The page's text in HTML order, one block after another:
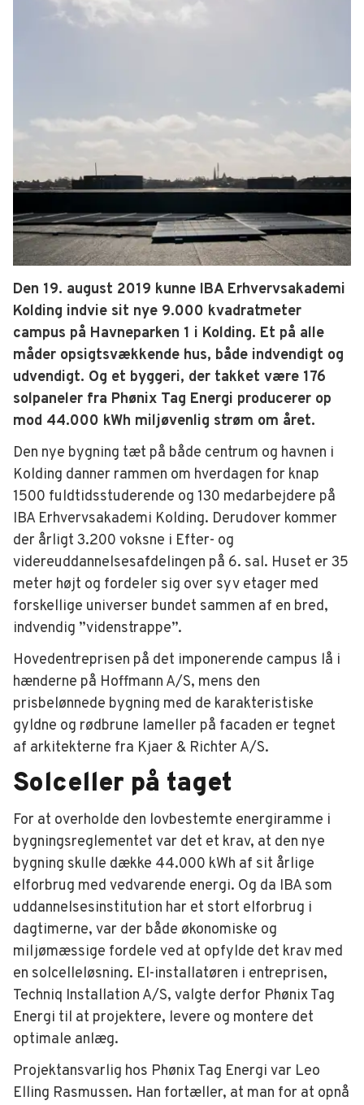
Den 19. august 2019 kunne IBA Erhvervsakademi
Kolding indvie sit nye 9.000 kvadratmeter
campus på Havneparken 1 i Kolding. Et på alle
måder opsigtsvækkende hus, både indvendigt og
udvendigt. Og et byggeri, der takket være 176
solpaneler fra Phønix Tag Energi producerer op
mod 44.000 kWh miljøvenlig strøm om året.
Den nye bygning tæt på både centrum og havnen i
Kolding danner rammen om hverdagen for knap
1500 fuldtidsstuderende og 130 medarbejdere på
IBA Erhvervsakademi Kolding. Derudover kommer
der årligt 3.200 voksne i Efter- og
videreuddannelsesafdelingen på 6. sal. Huset er 35
meter højt og fordeler sig over syv etager med
forskellige universer bundet sammen af en bred,
indvendig ”videnstrappe”.
Hovedentreprisen på det imponerende campus lå i
hænderne på Hoffmann A/S, mens den
prisbelønnede bygning med de karakteristiske
gyldne og rødbrune lameller på facaden er tegnet
af arkitekterne fra Kjaer & Richter A/S.
Solceller på taget
For at overholde den lovbestemte energiramme i
bygningsreglementet var det et krav, at den nye
bygning skulle dække 44.000 kWh af sit årlige
elforbrug med vedvarende energi. Og da IBA som
uddannelsesinstitution har et stort elforbrug i
dagtimerne, var der både økonomiske og
miljømæssige fordele ved at opfylde det krav med
en solcelleløsning. El-installatøren i entreprisen,
Techniq Installation A/S, valgte derfor Phønix Tag
Energi til at projektere, levere og montere det
optimale anlæg.
Projektansvarlig hos Phønix Tag Energi var Leo
Elling Rasmussen. Han fortæller, at man for at opnå